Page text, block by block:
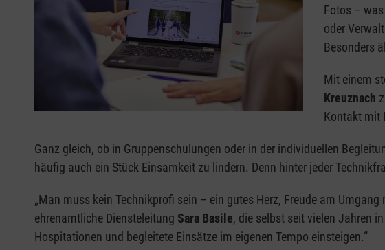
Fotos –
oder
Besonders
Mit einem
Kreuznach
Kontakt mit
Ganz gleich, ob in Gruppenschulungen oder in der individuellen
häufig auch ein Stück Einsamkeit zu lindern. Denn hinter jeder
„Man muss kein Technikprofi sein – ein gutes Herz, Freude am
ehrenamtliche Diensteleitung Sara Basile, die selbst seit vielen Jahren
Hospitationen und begleitete Einsätze im eigenen Tempo einsteigen.“